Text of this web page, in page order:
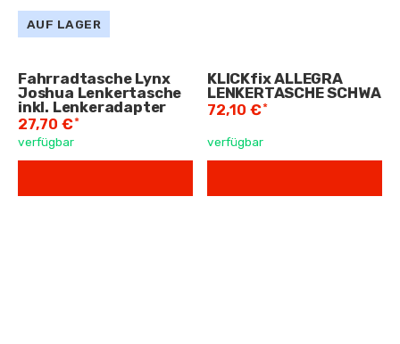
AUF LAGER
Fahrradtasche Lynx
Joshua Lenkertasche
inkl. Lenkeradapter
27,70 €*
verfügbar
KLICKfix ALLEGRA
LENKERTASCHE SCHWA
72,10 €*
verfügbar